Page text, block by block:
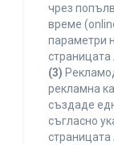
чрез
време
параметри
страницата
(3)
рекламна
създаде
съгласно
страницата